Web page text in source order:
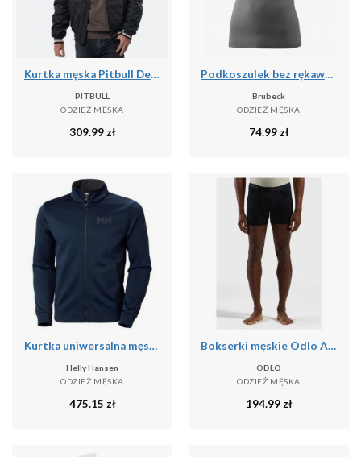
Kurtka męska Pitbull Detroit Baseball
PITBULL
ODZIEŻ MĘSKA
309.99 zł
Podkoszulek bez rękawów Brubeck Base Layer Ultra Light 3D
Brubeck
ODZIEŻ MĘSKA
74.99 zł
Kurtka uniwersalna męska Helly Hansen Hp Fleece
Helly Hansen
ODZIEŻ MĘSKA
475.15 zł
Bokserki męskie Odlo ACTIVE F-DRY GRAPHIC 2 PACK
ODLO
ODZIEŻ MĘSKA
194.99 zł